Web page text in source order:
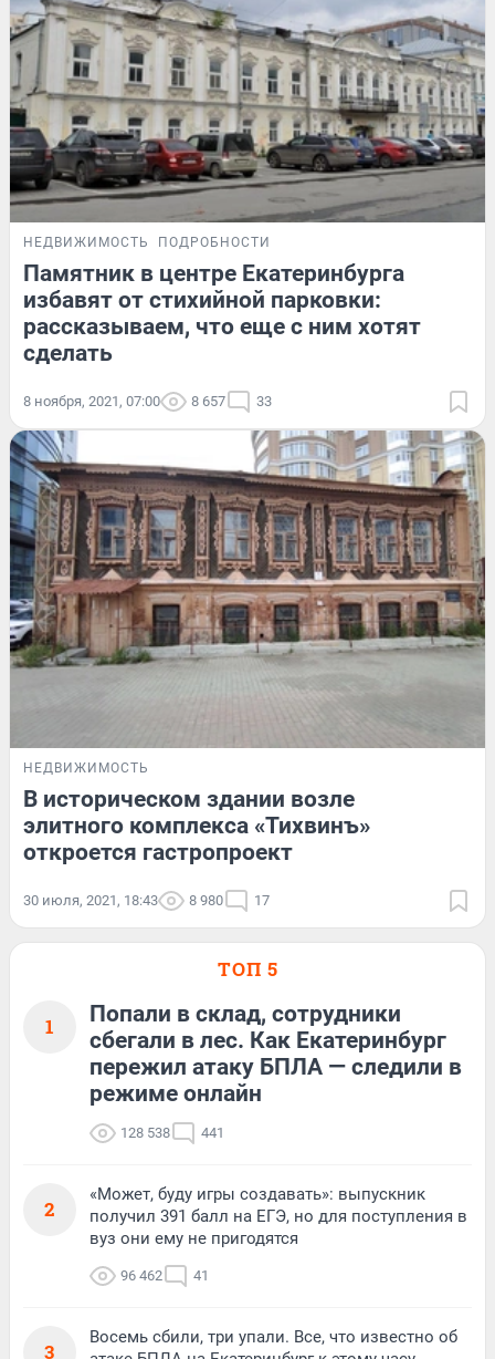
НЕДВИЖИМОСТЬ ПОДРОБНОСТИ
Памятник в центре Екатеринбурга
избавят от стихийной парковки:
рассказываем, что еще с ним хотят
сделать
8 ноября, 2021, 07:00 8 657 33
НЕДВИЖИМОСТЬ
В историческом здании возле
элитного комплекса «Тихвинъ»
откроется гастропроект
30 июля, 2021, 18:43 8 980 17
ТОП 5
1
Попали в склад, сотрудники
сбегали в лес. Как Екатеринбург
пережил атаку БПЛА — следили в
режиме онлайн
128 538 441
2
«Может, буду игры создавать»: выпускник
получил 391 балл на ЕГЭ, но для поступления в
вуз они ему не пригодятся
96 462 41
3
Восемь сбили, три упали. Все, что известно об